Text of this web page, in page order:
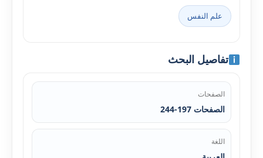
علم النفس
تفاصيل البحث
الصفحات
الصفحات 197-244
اللغة